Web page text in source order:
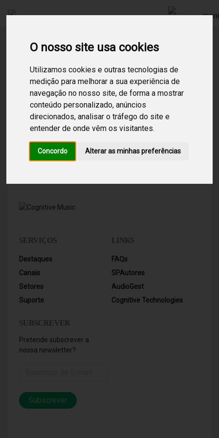
O nosso site usa cookies
Utilizamos cookies e outras tecnologias de
medição para melhorar a sua experiência de
navegação no nosso site, de forma a mostrar
conteúdo personalizado, anúncios
direcionados, analisar o tráfego do site e
entender de onde vêm os visitantes.
Concordo Alterar as minhas preferências
Procurar
Sem resultados!Não foram encontrados resultados para
kizomba! Tente pesquisar por outros termos.
SERVIÇOS
Destaques
Canais
Setores
Suporte
LINKS
FAQs
SPAutores
AudioGest
Cognitive Technologies
SUBSCREVER
Pretende subscrever a
nossa newsletter?
Subscrever